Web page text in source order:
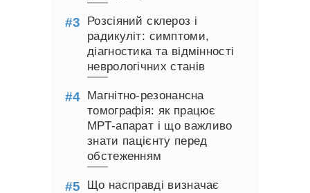
Розсіяний склероз і
радикуліт: симптоми,
діагностика та відмінності
неврологічних станів
Магнітно-резонансна
томографія: як працює
МРТ-апарат і що важливо
знати пацієнту перед
обстеженням
Що насправді визначає